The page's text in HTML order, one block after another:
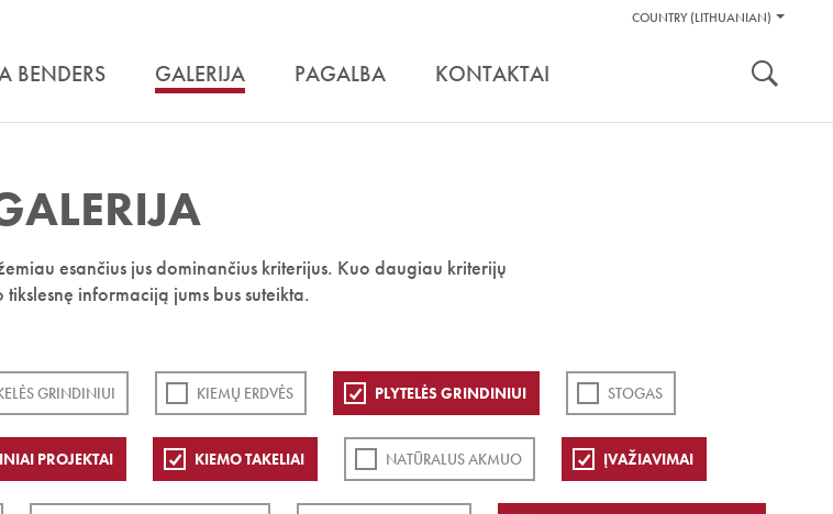
Pagalbos
COUNTRY (LITHUANIAN)
BENDERS GALERIJA PAGALBA KONTAKTAI
esančius jus dominančius kriterijus. Kuo daugiau kriterijų
tikslesnę informaciją jums bus suteikta.
GRINDINIUI KIEMŲ ERDVĖS PLYTELĖS GRINDINIUI STOGAS
PROJEKTAI KIEMO TAKELIAI NATŪRALUS AKMUO ĮVAŽIAVIMAI